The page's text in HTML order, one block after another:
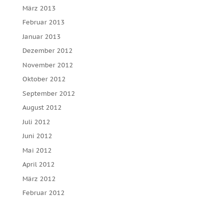
März 2013
Februar 2013
Januar 2013
Dezember 2012
November 2012
Oktober 2012
September 2012
August 2012
Juli 2012
Juni 2012
Mai 2012
April 2012
März 2012
Februar 2012